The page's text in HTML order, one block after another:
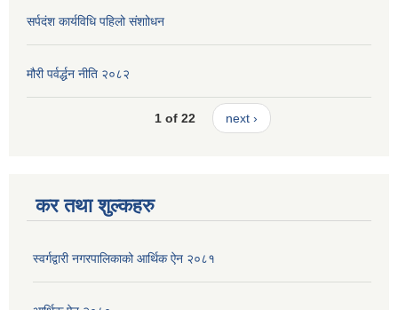
सर्पदंश कार्यविधि पहिलो संशाोधन
मौरी पर्वर्द्धन नीति २०८२
1 of 22 next ›
कर तथा शुल्कहरु
स्वर्गद्वारी नगरपालिकाको आर्थिक ऐन २०८१